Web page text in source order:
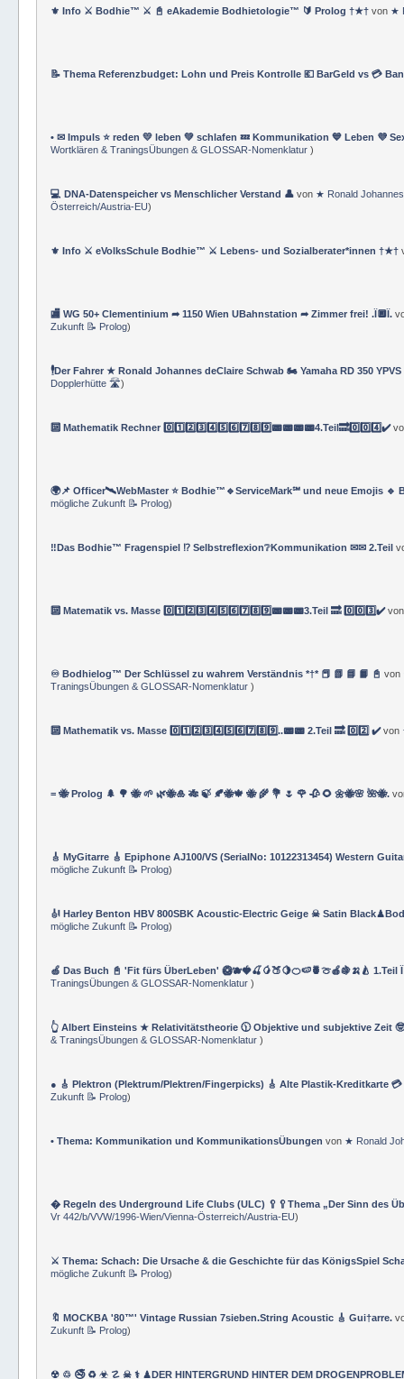
⚜ Info ⚔ Bodhie™ ⚔ 📓 eAkademie Bodhietologie™ 🔰 Prolog †★†von ★
📝 Thema Referenzbudget: Lohn und Preis Kontrolle 💶 BarGeld vs 💳
• ✉ Impuls ⭐️ reden 💛 leben 💚 schlafen 💤 Kommunikation 💙 Leben 💜
Wortklären & TraningsÜbungen & GLOSSAR-Nomenklatur)
💻 DNA-Datenspeicher vs Menschlicher Verstand 👤 von ★ Ronald
Österreich/Austria-EU)
⚜ Info ⚔ eVolksSchule Bodhie™ ⚔ Lebens- und Sozialberater*innen †★†
🏬 WG 50+ Clementinium ➦ 1150 Wien UBahnstation ➦ Zimmer frei! .Ï🔲Ï.
Zukunft 📝 Prolog)
🕴Der Fahrer ★ Ronald Johannes deClaire Schwab 🏍️ Yamaha RD 350
Dopplerhütte 🛣)
🔟 Mathematik Rechner 0️⃣1️⃣2️⃣3️⃣4️⃣5️⃣6️⃣7️⃣8️⃣9️⃣📟📟📟📟4.Teil🔜0️⃣0️⃣4️⃣✔️
🌍📌 Officer🛰WebMaster ⭐️ Bodhie™🔹ServiceMark℠ und neue Emojis 🔹
mögliche Zukunft 📝 Prolog)
‼️Das Bodhie™ Fragenspiel ⁉️ Selbstreflexion❔Kommunikation ✉✉ 2.Teil
🔟 Matematik vs. Masse 0️⃣1️⃣2️⃣3️⃣4️⃣5️⃣6️⃣7️⃣8️⃣9️⃣📟📟📟3.Teil 🔜 0️⃣0️⃣3️⃣✔️
♾️ Bodhielog™ Der Schlüssel zu wahrem Verständnis *†* 📕 📗 📘 📙 📓von
TraningsÜbungen & GLOSSAR-Nomenklatur)
🔟 Mathematik vs. Masse 0️⃣1️⃣2️⃣3️⃣4️⃣5️⃣6️⃣7️⃣8️⃣9️⃣..📟📟 2.Teil 🔜 0️⃣2️⃣ ✔️von
= 🐝 Prolog 🌲 🌳 🐝 🌱 🌿🐝🎍 🎋 🍃 🍂🐝🍁 🐝 🌾 💐 🌷 🌹 🥀 🌻 🌼🐝🌸 🌺🐝.
🎸 MyGitarre 🎸 Epiphone AJ100/VS (SerialNo: 10122313454) Western
mögliche Zukunft 📝 Prolog)
🎻 Harley Benton HBV 800SBK Acoustic-Electric Geige ☠ Satin
mögliche Zukunft 📝 Prolog)
🍏 Das Buch 📓 'Fit fürs ÜberLeben' 🥝🫐🍓🍒🥭🍑🍋🍊🍉🍍🍈🍎🍇🍌🍐 1.Teil
TraningsÜbungen & GLOSSAR-Nomenklatur)
👆 Albert Einsteins ★ Relativitätstheorie 🕦 Objektive und subjektive Zeit
& TraningsÜbungen & GLOSSAR-Nomenklatur)
● 🎸 Plektron (Plektrum/Plektren/Fingerpicks) 🎸 Alte Plastik-Kreditkarte
Zukunft 📝 Prolog)
• Thema: Kommunikation und KommunikationsÜbungen von ★ Ronald
� Regeln des Underground Life Clubs (ULC) 🥄🥄Thema „Der Sinn des
Vr 442/b/VVW/1996-Wien/Vienna-Österreich/Austria-EU)
⚔ Thema: Schach: Die Ursache & die Geschichte für das KönigsSpiel
mögliche Zukunft 📝 Prolog)
🔖 MOCKBA '80™' Vintage Russian 7sieben.String Acoustic 🎸 Gui†arre.
Zukunft 📝 Prolog)
☢ ♲ 🚭 ♻ ☣ ☡ ☠ ⚕ ♟DER HINTERGRUND HINTER DEM